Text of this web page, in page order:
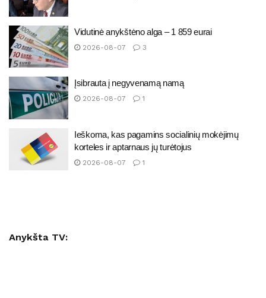
Vidutinė anykštėno alga – 1 859 eurai
2026-08-07 3
Įsibrauta į negyvenamą namą
2026-08-07 1
Ieškoma, kas pagamins socialinių mokėjimų
korteles ir aptarnaus jų turėtojus
2026-08-07 1
Anykšta TV: